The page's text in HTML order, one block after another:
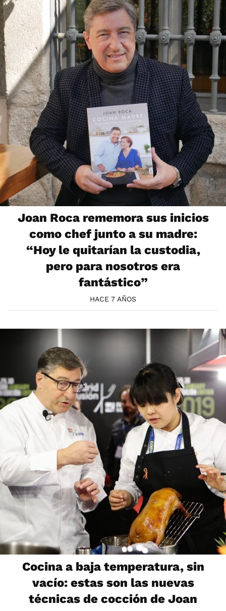
Joan Roca rememora sus inicios
como chef junto a su madre:
“Hoy le quitarían la custodia,
pero para nosotros era
fantástico”
HACE 7 AÑOS
Cocina a baja temperatura, sin
vacío: estas son las nuevas
técnicas de cocción de Joan